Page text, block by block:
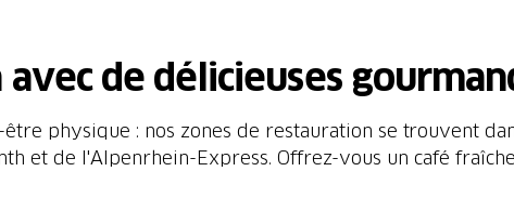
de délicieuses
physique : nos zones de restauration se trouvent
et de l'Alpenrhein-Express. Offrez-vous un café